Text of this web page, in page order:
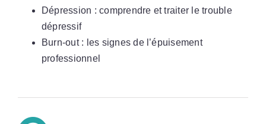
Dépression : comprendre et traiter le trouble
dépressif
Burn-out : les signes de l’épuisement
professionnel